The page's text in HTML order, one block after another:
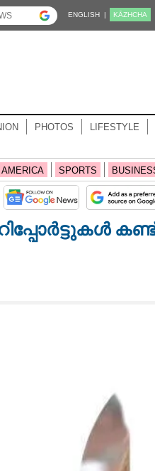
ENGLISH | KĀZHCHA
PHOTOS LIFESTYLE
AMERICA SPORTS
കണ്ട്